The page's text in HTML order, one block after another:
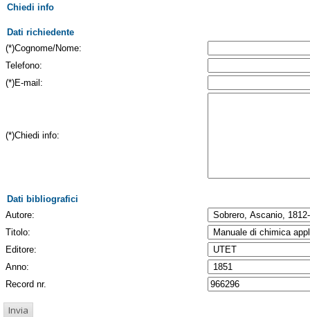
Chiedi info
Dati richiedente
(*)Cognome/Nome:
Telefono:
(*)E-mail:
(*)Chiedi info:
Dati bibliografici
Autore:
Titolo:
Editore:
Anno:
Record nr.